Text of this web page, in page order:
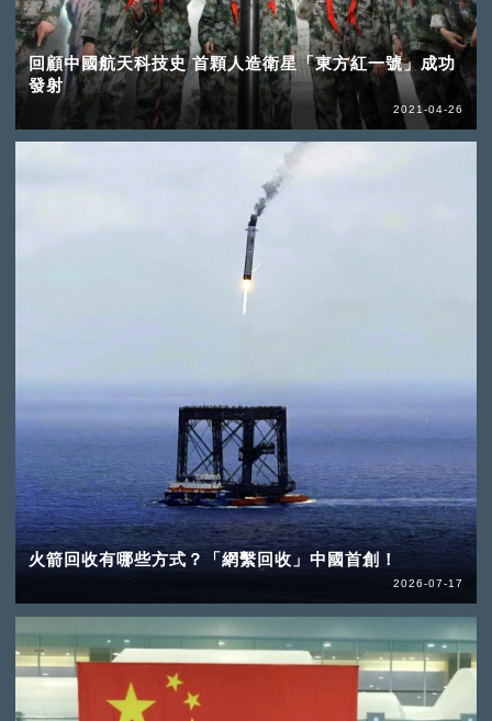
回顧中國航天科技史 首顆人造衛星「東方紅一號」成功
發射
2021-04-26
火箭回收有哪些方式？「網繫回收」中國首創！
2026-07-17